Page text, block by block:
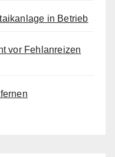
in Betrieb
vor Fehlanreizen